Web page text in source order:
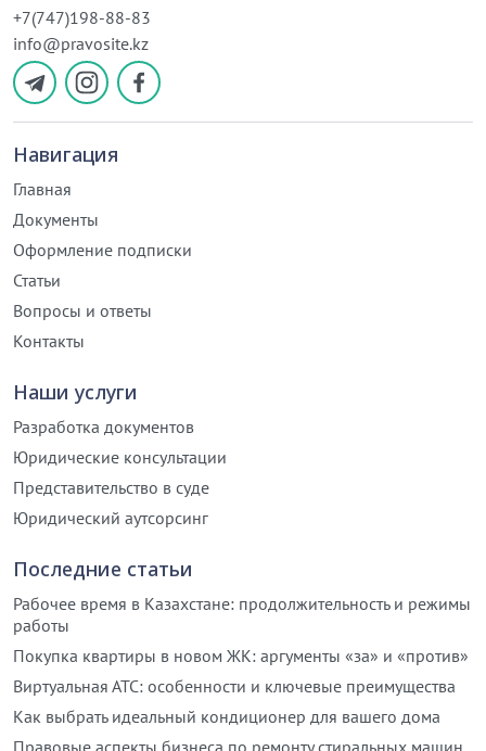
+7(747)198-88-83
info@pravosite.kz
Навигация
Главная
Документы
Оформление подписки
Статьи
Вопросы и ответы
Контакты
Наши услуги
Разработка документов
Юридические консультации
Представительство в суде
Юридический аутсорсинг
Последние статьи
Рабочее время в Казахстане: продолжительность и режимы
работы
Покупка квартиры в новом ЖК: аргументы «за» и «против»
Виртуальная АТС: особенности и ключевые преимущества
Как выбрать идеальный кондиционер для вашего дома
Правовые аспекты бизнеса по ремонту стиральных машин